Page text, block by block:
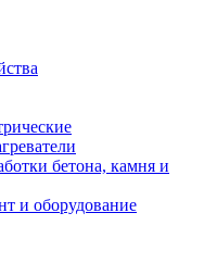
бетона, камня и
и оборудование